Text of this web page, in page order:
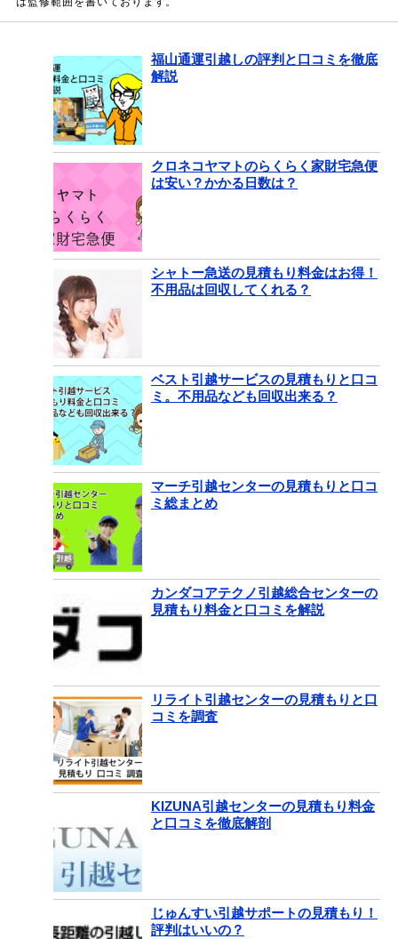
福山通運引越しの評判と口コミを徹底
解説
クロネコヤマトのらくらく家財宅急便
は安い？かかる日数は？
シャトー急送の見積もり料金はお得！
不用品は回収してくれる？
ベスト引越サービスの見積もりと口コ
ミ。不用品なども回収出来る？
マーチ引越センターの見積もりと口コ
ミ総まとめ
カンダコアテクノ引越総合センターの
見積もり料金と口コミを解説
リライト引越センターの見積もりと口
コミを調査
KIZUNA引越センターの見積もり料金
と口コミを徹底解剖
じゅんすい引越サポートの見積もり！
評判はいいの？